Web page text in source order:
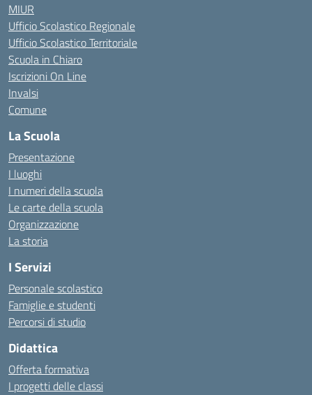
MIUR
Ufficio Scolastico Regionale
Ufficio Scolastico Territoriale
Scuola in Chiaro
Iscrizioni On Line
Invalsi
Comune
La Scuola
Presentazione
I luoghi
I numeri della scuola
Le carte della scuola
Organizzazione
La storia
I Servizi
Personale scolastico
Famiglie e studenti
Percorsi di studio
Didattica
Offerta formativa
I progetti delle classi